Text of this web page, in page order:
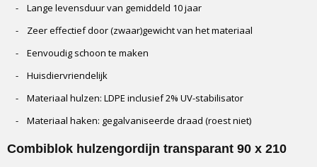
- Lange levensduur van gemiddeld 10 jaar
- Zeer effectief door (zwaar)gewicht van het materiaal
- Eenvoudig schoon te maken
- Huisdiervriendelijk
- Materiaal hulzen: LDPE inclusief 2% UV-stabilisator
- Materiaal haken: gegalvaniseerde draad (roest niet)
Combiblok hulzengordijn transparant 90 x 210